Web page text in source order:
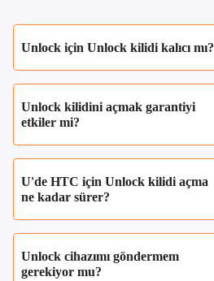
Unlock için Unlock kilidi kalıcı mı?
Unlock kilidini açmak garantiyi
etkiler mi?
U'de HTC için Unlock kilidi açma
ne kadar sürer?
Unlock cihazımı göndermem
gerekiyor mu?